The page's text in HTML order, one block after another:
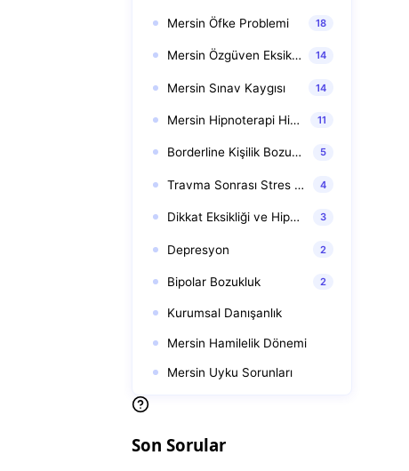
Mersin Öfke Problemi 18
Mersin Özgüven Eksikliği Terapisi 14
Mersin Sınav Kaygısı 14
Mersin Hipnoterapi Hipnoz 11
Borderline Kişilik Bozukluğu 5
Travma Sonrası Stres Bozukluğu (TSSB) 4
Dikkat Eksikliği ve Hiperaktivite Bozukluğu (DEHB) 3
Depresyon 2
Bipolar Bozukluk 2
Kurumsal Danışanlık
Mersin Hamilelik Dönemi
Mersin Uyku Sorunları
Son Sorular